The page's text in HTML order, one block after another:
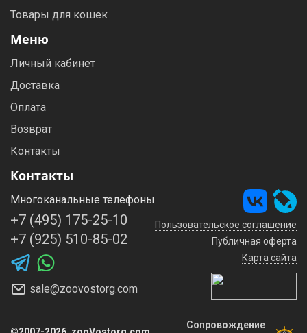
Товары для кошек
Меню
Личный кабинет
Доставка
Оплата
Возврат
Контакты
Контакты
Многоканальные телефоны
+7 (495) 175-25-10
+7 (925) 510-85-02
sale@zoovostorg.com
Пользовательское соглашение
Публичная оферта
Карта сайта
Сопровождение